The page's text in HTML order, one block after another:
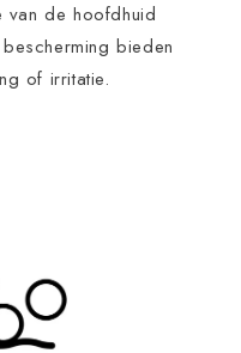
van de hoofdhuid
bieden
of irritatie.